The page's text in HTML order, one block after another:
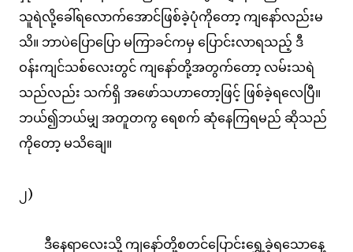
သူရဲလို့ခေါ်ရလောက်အောင်ဖြစ်ခဲ့ပုံကိုတော့ ကျနော်လည်းမ
သိ။ ဘာပဲပြောပြော မကြာခင်ကမှ ပြောင်းလာရသည့် ဒီ
ဝန်းကျင်သစ်လေးတွင် ကျနော်တို့အတွက်တော့ လမ်းသရဲ
သည်လည်း သက်ရှိ အဖော်သဟာတော့ဖြင့် ဖြစ်ခဲ့ရလေပြီ။
ဘယ်၍ဘယ်မျှ အတူတကွ ရေစက် ဆုံနေကြရမည် ဆိုသည်
ကိုတော့ မသိချေ။
၂)
ဒီနေရာလေးသို့ ကျနော်တို့စတင်ပြောင်းရွှေ့ခဲ့ရသောနေ့